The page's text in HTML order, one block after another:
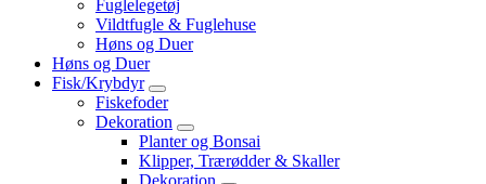
Fuglelegetøj
Vildtfugle & Fuglehuse
Høns og Duer
Høns og Duer
Fisk/Krybdyr
Fiskefoder
Dekoration
Planter og Bonsai
Klipper, Trærødder & Skaller
Dekoration